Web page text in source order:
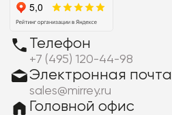
Телефон
+7 (495) 120-44-98
Электронная почта
sales@mirrey.ru
Головной офис